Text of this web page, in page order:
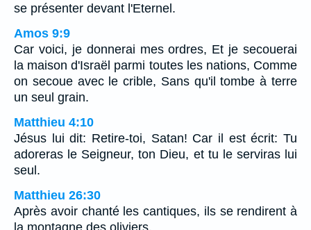
se présenter devant l'Eternel.
Amos 9:9
Car voici, je donnerai mes ordres, Et je secouerai
la maison d'Israël parmi toutes les nations, Comme
on secoue avec le crible, Sans qu'il tombe à terre
un seul grain.
Matthieu 4:10
Jésus lui dit: Retire-toi, Satan! Car il est écrit: Tu
adoreras le Seigneur, ton Dieu, et tu le serviras lui
seul.
Matthieu 26:30
Après avoir chanté les cantiques, ils se rendirent à
la montagne des oliviers.